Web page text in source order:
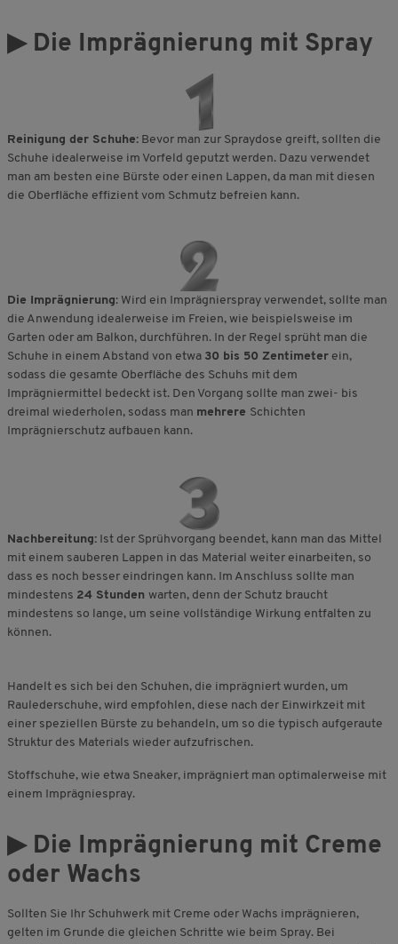
▶ Die Imprägnierung mit Spray
Reinigung der Schuhe: Bevor man zur Spraydose greift, sollten die
Schuhe idealerweise im Vorfeld geputzt werden. Dazu verwendet
man am besten eine Bürste oder einen Lappen, da man mit diesen
die Oberfläche effizient vom Schmutz befreien kann.
Die Imprägnierung: Wird ein Imprägnierspray verwendet, sollte man
die Anwendung idealerweise im Freien, wie beispielsweise im
Garten oder am Balkon, durchführen. In der Regel sprüht man die
Schuhe in einem Abstand von etwa 30 bis 50 Zentimeter ein,
sodass die gesamte Oberfläche des Schuhs mit dem
Imprägniermittel bedeckt ist. Den Vorgang sollte man zwei- bis
dreimal wiederholen, sodass man mehrere Schichten
Imprägnierschutz aufbauen kann.
Nachbereitung: Ist der Sprühvorgang beendet, kann man das Mittel
mit einem sauberen Lappen in das Material weiter einarbeiten, so
dass es noch besser eindringen kann. Im Anschluss sollte man
mindestens 24 Stunden warten, denn der Schutz braucht
mindestens so lange, um seine vollständige Wirkung entfalten zu
können.
Handelt es sich bei den Schuhen, die imprägniert wurden, um
Raulederschuhe, wird empfohlen, diese nach der Einwirkzeit mit
einer speziellen Bürste zu behandeln, um so die typisch aufgeraute
Struktur des Materials wieder aufzufrischen.
Stoffschuhe, wie etwa Sneaker, imprägniert man optimalerweise mit
einem Imprägniespray.
▶ Die Imprägnierung mit Creme
oder Wachs
Sollten Sie Ihr Schuhwerk mit Creme oder Wachs imprägnieren,
gelten im Grunde die gleichen Schritte wie beim Spray. Bei